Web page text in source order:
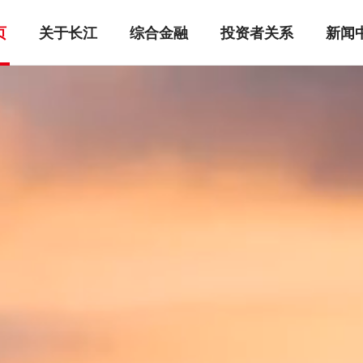
关于长江 综合金融 投资者关系 新闻